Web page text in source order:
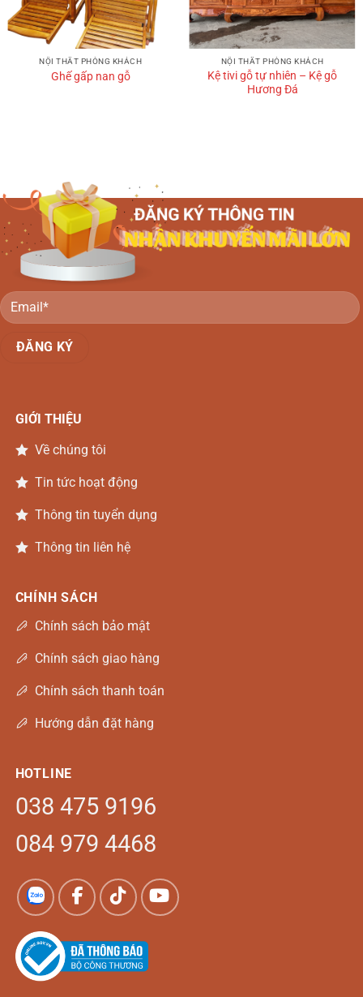
NỘI THẤT PHÒNG KHÁCH
Ghế gấp nan gỗ
NỘI THẤT PHÒNG KHÁCH
Kệ tivi gỗ tự nhiên – Kệ gỗ
Hương Đá
GIỚI THIỆU
Về chúng tôi
Tin tức hoạt động
Thông tin tuyển dụng
Thông tin liên hệ
CHÍNH SÁCH
Chính sách bảo mật
Chính sách giao hàng
Chính sách thanh toán
Hướng dẫn đặt hàng
HOTLINE
038 475 9196
084 979 4468